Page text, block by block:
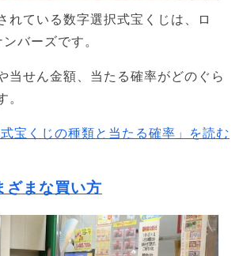
れている数字選択式宝くじは、ロ
バーズです。
当せん金額、当たる確率がどのぐら
。
式宝くじの種類と当たる確率」を読む
ざまな買い方